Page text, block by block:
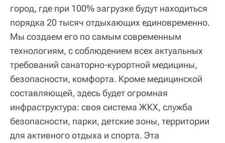
город, где при 100% загрузке будут находиться
порядка 20 тысяч отдыхающих единовременно.
Мы создаем его по самым современным
технологиям, с соблюдением всех актуальных
требований санаторно-курортной медицины,
безопасности, комфорта. Кроме медицинской
составляющей, здесь будет огромная
инфраструктура: своя система ЖКХ, служба
безопасности, парки, детские зоны, территории
для активного отдыха и спорта. Эта